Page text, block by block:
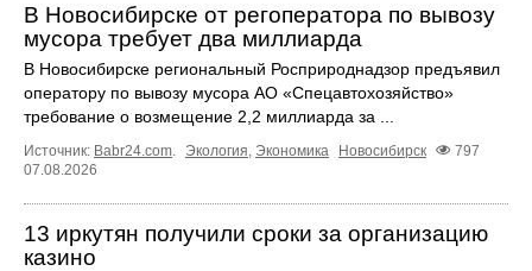
В Новосибирске от регоператора по вывозу
мусора требует два миллиарда
В Новосибирске региональный Росприроднадзор предъявил
оператору по вывозу мусора АО «Спецавтохозяйство»
требование о возмещение 2,2 миллиарда за ...
Источник: Babr24.com Экология Экономика Новосибирск
797
07.08.2026
13 иркутян получили сроки за организацию
казино